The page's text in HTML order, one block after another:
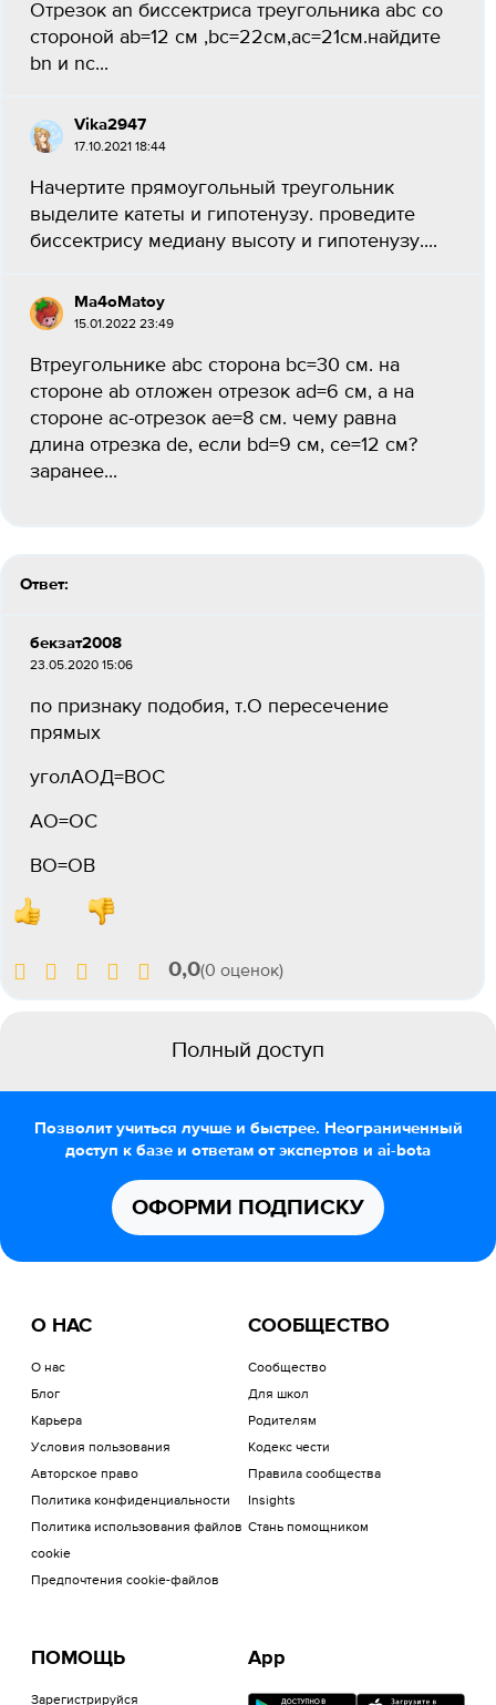
Отрезок an биссектриса треугольника abc со
стороной ab=12 см ,bc=22см,ac=21см.найдите
bn и nc...
Vika2947
17.10.2021 18:44
Начертите прямоугольный треугольник
выделите катеты и гипотенузу. проведите
биссектрису медиану высоту и гипотенузу....
Ma4oMatoy
15.01.2022 23:49
Втреугольнике abc сторона bc=30 см. на
стороне ab отложен отрезок ad=6 см, а на
стороне ac-отрезок ae=8 см. чему равна
длина отрезка de, если bd=9 см, ce=12 см?
заранее...
Ответ:
бекзат2008
23.05.2020 15:06
по признаку подобия, т.О пересечение
прямых
уголАОД=ВОС
АО=ОС
ВО=ОВ
0,0(0 оценок)
Полный доступ
Позволит учиться лучше и быстрее. Неограниченный
доступ к базе и ответам от экспертов и ai-bota
ОФОРМИ ПОДПИСКУ
О НАС
О нас
Блог
Карьера
Условия пользования
Авторское право
Политика конфиденциальности
Политика использования файлов
cookie
Предпочтения cookie-файлов
СООБЩЕСТВО
Сообщество
Для школ
Родителям
Кодекс чести
Правила сообщества
Insights
Стань помощником
ПОМОЩЬ
Зарегистрируйся
App